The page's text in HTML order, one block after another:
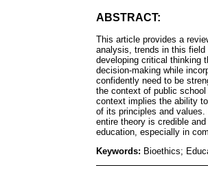
ABSTRACT:
This article provides a
analysis, trends in this field
developing critical thinking
decision-making while
confidently need to be
the context of public
context implies the ability
of its principles and
entire theory is credible
education, especially in
Keywords: Bioethics;